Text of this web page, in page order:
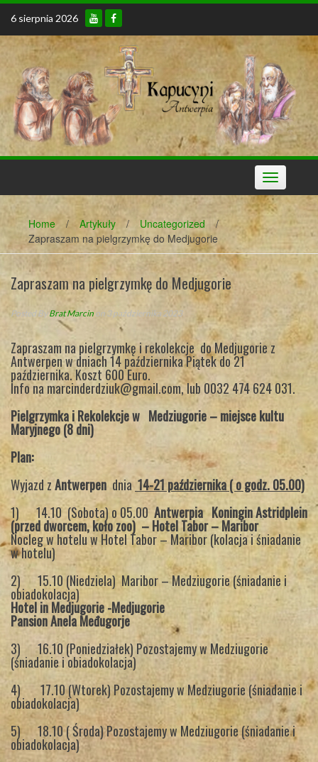
Skip
content
6 sierpnia 2026
Toggle
navigation
Home / Artykuły / Uncategorized
/
Zapraszam na pielgrzymkę do Medjugorie
Zapraszam na pielgrzymkę do Medjugorie
Posted ByBrat Marcin on 3 października 2023
Zapraszam na pielgrzymkę i rekolekcje do Medjugorie z
Antwerpen w dniach 14 października Piątek do 21
października. Koszt 600 Euro.
Info na marcinderdziuk@gmail.com, lub 0032 474 624 031.
Pielgrzymka i Rekolekcje w Medziugorie – miejsce kultu
Maryjnego (8 dni)
Plan:
Wyjazd zAntwerpen dnia 14-21 października ( o godz.05.00)
1) 14.10 (Sobota) o 05.00Antwerpia Koningin Astridplein
(przed dworcem, koło zoo) – Hotel Tabor – Maribor
Nocleg w hotelu w Hotel Tabor – Maribor (kolacja i śniadanie
w hotelu)
2) 15.10 (Niedziela) Maribor – Medziugorie (śniadanie i
obiadokolacja)
Hotel in Medjugorie -Medjugorie
Pansion Anela Međugorje
3) 16.10 (Poniedziałek) Pozostajemy w Medziugorie
(śniadanie i obiadokolacja)
4) 17.10 (Wtorek) Pozostajemy w Medziugorie (śniadanie i
obiadokolacja)
5) 18.10 ( Środa) Pozostajemy w Medziugorie (śniadanie i
obiadokolacja)